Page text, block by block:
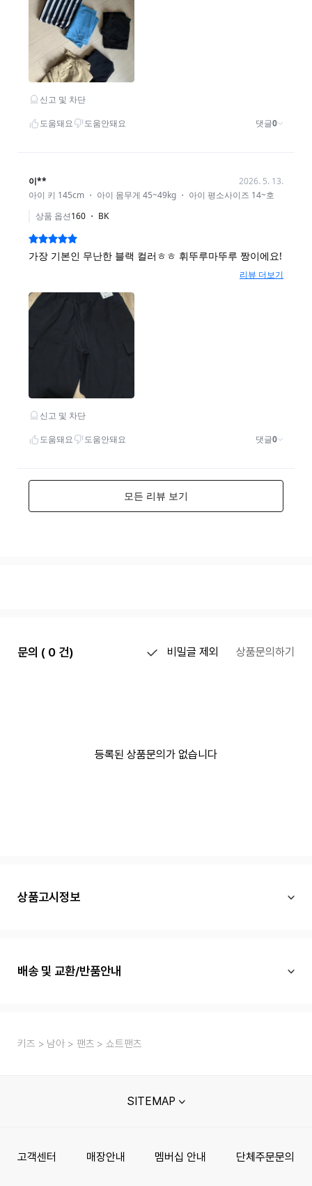
문의 ( 0 건) 비밀글 제외 상품문의하기
등록된 상품문의가 없습니다
상품고시정보
배송 및 교환/반품안내
키즈 남아 팬츠 쇼트팬츠
SITEMAP
고객센터 매장안내 멤버십 안내 단체주문문의